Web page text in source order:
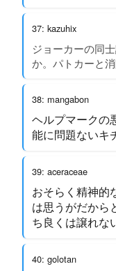
37: kazuhix
ジョーカーの同
か。パトカーと
38: mangabon
ヘルプマークの
能に問題ないキ
39: aceraceae
おそらく精神的
は思うがだから
ち良くは譲れな
40: golotan